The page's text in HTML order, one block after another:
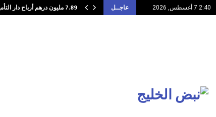
2:40 7 أغسطس, 2026 عاجــل 7.89 مليون درهم أرباح دار التأمين خلال…